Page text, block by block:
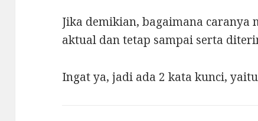
Jika demikian, bagaimana caranya
aktual dan tetap sampai serta
Ingat ya, jadi ada 2 kata kunci,